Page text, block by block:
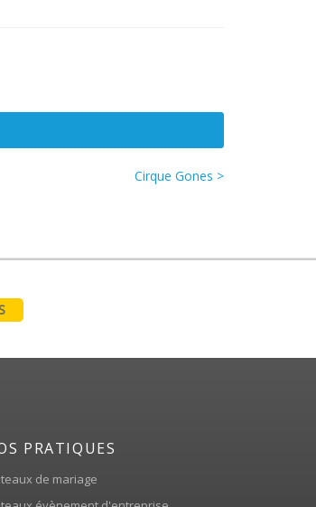
Cirque Gones >
PRATIQUES
de mariage